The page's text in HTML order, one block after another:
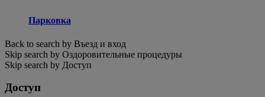
Парковка
Back to search by Въезд и вход
Skip search by Оздоровительные процедуры
Skip search by Доступ
Доступ